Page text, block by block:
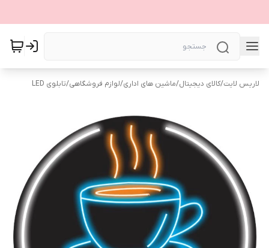
لاریس لایت/کالای دیجیتال/ماشین های اداری/لوازم فروشگاهی/تابلوی LED